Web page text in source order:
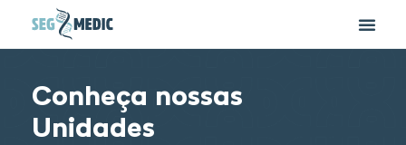
Conheça nossas
Unidades